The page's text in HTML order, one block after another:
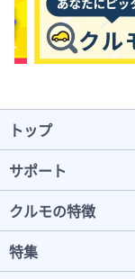
トップ
サポート
クルモの特徴
特集